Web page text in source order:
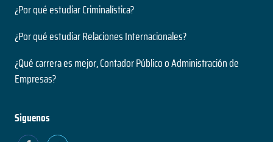
¿Por qué estudiar Criminalística?
¿Por qué estudiar Relaciones Internacionales?
¿Qué carrera es mejor, Contador Público o Administración de
Empresas?
Siguenos